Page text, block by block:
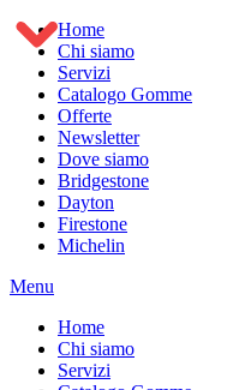
Home
Chi siamo
Servizi
Catalogo Gomme
Offerte
Newsletter
Dove siamo
Bridgestone
Dayton
Firestone
Michelin
Menu
Home
Chi siamo
Servizi